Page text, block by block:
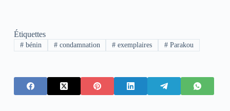
Étiquettes
#bénin #condamnation # exemplaires # Parakou